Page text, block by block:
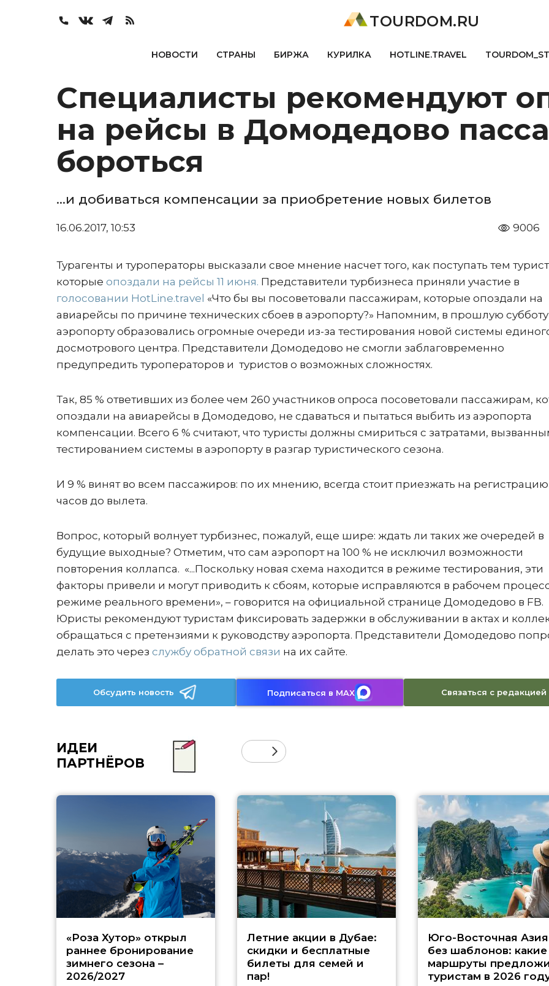
TOURDOM.RU
НОВОСТИ СТРАНЫ БИРЖА КУРИЛКА HOTLINE.TRAVEL
Специалисты рекомендуют
на рейсы в Домодедово
бороться
…и добиваться компенсации за приобретение новых билетов
16.06.2017, 10:53 9006
Турагенты и туроператоры высказали свое мнение насчет того, как поступать тем
которые опоздали на рейсы 11 июня. Представители турбизнеса приняли участие в
голосовании HotLine.travel «Что бы вы посоветовали пассажирам, которые опоздали на
авиарейсы по причине технических сбоев в аэропорту?» Напомним, в прошлую субботу
аэропорту образовались огромные очереди из-за тестирования новой системы
досмотрового центра. Представители Домодедово не смогли заблаговременно
предупредить туроператоров и туристов о возможных сложностях.
Так, 85 % ответивших из более чем 260 участников опроса посоветовали пассажирам,
опоздали на авиарейсы в Домодедово, не сдаваться и пытаться выбить из аэропорта
компенсации. Всего 6 % считают, что туристы должны смириться с затратами,
тестированием системы в аэропорту в разгар туристического сезона.
И 9 % винят во всем пассажиров: по их мнению, всегда стоит приезжать на регистрацию
часов до вылета.
Вопрос, который волнует турбизнес, пожалуй, еще шире: ждать ли таких же очередей в
будущие выходные? Отметим, что сам аэропорт на 100 % не исключил возможности
повторения коллапса. «...Поскольку новая схема находится в режиме тестирования, эти
факторы привели и могут приводить к сбоям, которые исправляются в рабочем
режиме реального времени», – говорится на официальной странице Домодедово в FB.
Юристы рекомендуют туристам фиксировать задержки в обслуживании в актах и
обращаться с претензиями к руководству аэропорта. Представители Домодедово
делать это через службу обратной связи на их сайте.
Обсудить новость Подписаться в MAX Связаться с редакцией
ИДЕИ
ПАРТНЁРОВ
«Роза Хутор» открыл
раннее бронирование
зимнего сезона –
2026/2027
Летние акции в Дубае:
скидки и бесплатные
билеты для семей и
пар!
Юго-Восточная Азия
без шаблонов: какие
маршруты
туристам в 2026